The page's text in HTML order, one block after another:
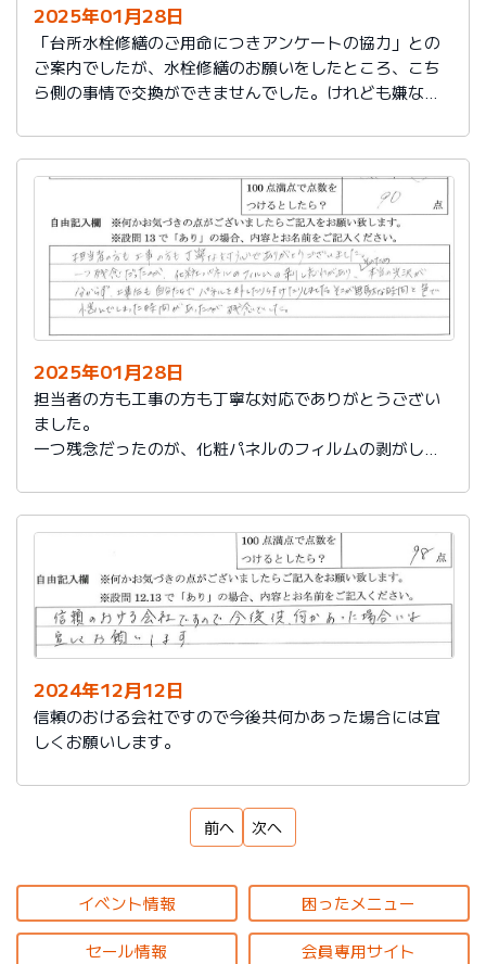
2025年01月28日
「台所水栓修繕のご用命につきアンケートの協力」との
ご案内でしたが、水栓修繕のお願いをしたところ、こち
ら側の事情で交換ができませんでした。けれども嫌な顔
本当に有難うございました。
近い将来、改めて修繕をお願いすることになると思いま
すので、どうぞよろしくお願いいたします。
訪問いただいた当日は、社員教育をしっかりされている
会社だなと思いました。（DXなどとよく聞きますが、や
っぱり人だなぁとアナログ人には思えます）
2025年01月28日
担当者の方も工事の方も丁寧な対応でありがとうござい
ました。
一つ残念だったのが、化粧パネルのフィルムの剥がし忘
分たちでパネルを外したり付けたりしました。そこが無
駄な時間と色で悩んでしまった時間があったのが残念で
2024年12月12日
信頼のおける会社ですので今後共何かあった場合には宜
しくお願いします。
前へ 次へ
イベント情報 困ったメニュー
セール情報 会員専用サイト